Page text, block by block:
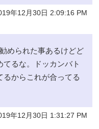
年12月30日 2:09:16 PM
められた事あるけどど
るな。ドッカンバト
るからこれが合ってる
年12月30日 1:31:27 PM